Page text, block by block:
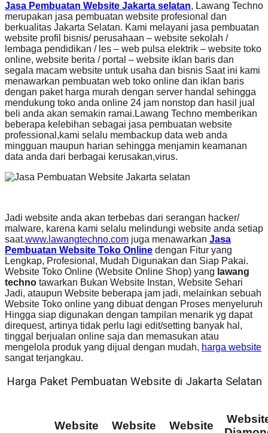
Jasa Pembuatan Website Jakarta selatan, Lawang Techno
merupakan jasa pembuatan website profesional dan
berkualitas Jakarta Selatan. Kami melayani jasa pembuatan
website profil bisnis/ perusahaan – website sekolah /
lembaga pendidikan / les – web pulsa elektrik – website toko
online, website berita / portal – website iklan baris dan
segala macam website untuk usaha dan bisnis Saat ini kami
menawarkan pembuatan web toko online dan iklan baris
dengan paket harga murah dengan server handal sehingga
mendukung toko anda online 24 jam nonstop dan hasil jual
beli anda akan semakin ramai.Lawang Techno memberikan
beberapa kelebihan sebagai jasa pembuatan website
professional,kami selalu membackup data web anda
mingguan maupun harian sehingga menjamin keamanan
data anda dari berbagai kerusakan,virus.
Jadi website anda akan terbebas dari serangan hacker/
malware, karena kami selalu melindungi website anda setiap
saat.www.lawangtechno.com juga menawarkan Jasa
Pembuatan Website Toko Online dengan Fitur yang
Lengkap, Profesional, Mudah Digunakan dan Siap Pakai.
Website Toko Online (Website Online Shop) yang lawang
techno tawarkan Bukan Website Instan, Website Sehari
Jadi, ataupun Website beberapa jam jadi, melainkan sebuah
Website Toko online yang dibuat dengan Proses menyeluruh
Hingga siap digunakan dengan tampilan menarik yg dapat
direquest, artinya tidak perlu lagi edit/setting banyak hal,
tinggal berjualan online saja dan memasukan atau
mengelola produk yang dijual dengan mudah, harga website
sangat terjangkau.
Harga Paket Pembuatan Website di Jakarta Selatan
Website
Website
Website